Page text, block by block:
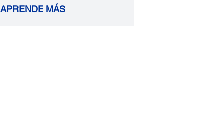
APRENDE MÁS